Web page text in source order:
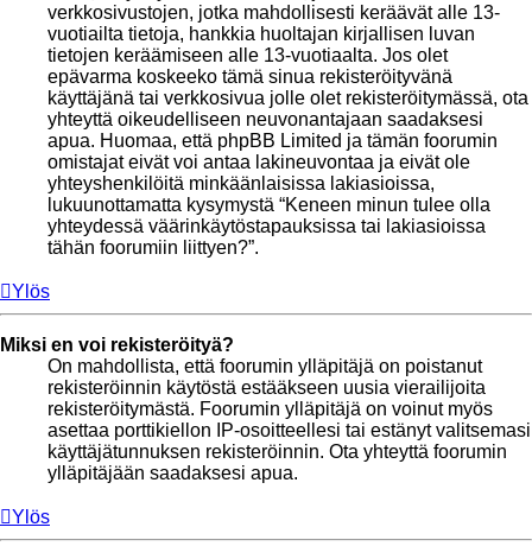
verkkosivustojen, jotka mahdollisesti keräävät alle 13-
vuotiailta tietoja, hankkia huoltajan kirjallisen luvan
tietojen keräämiseen alle 13-vuotiaalta. Jos olet
epävarma koskeeko tämä sinua rekisteröityvänä
käyttäjänä tai verkkosivua jolle olet rekisteröitymässä, ota
yhteyttä oikeudelliseen neuvonantajaan saadaksesi
apua. Huomaa, että phpBB Limited ja tämän foorumin
omistajat eivät voi antaa lakineuvontaa ja eivät ole
yhteyshenkilöitä minkäänlaisissa lakiasioissa,
lukuunottamatta kysymystä “Keneen minun tulee olla
yhteydessä väärinkäytöstapauksissa tai lakiasioissa
tähän foorumiin liittyen?”.
Ylös
Miksi en voi rekisteröityä?
On mahdollista, että foorumin ylläpitäjä on poistanut
rekisteröinnin käytöstä estääkseen uusia vierailijoita
rekisteröitymästä. Foorumin ylläpitäjä on voinut myös
asettaa porttikiellon IP-osoitteellesi tai estänyt valitsemasi
käyttäjätunnuksen rekisteröinnin. Ota yhteyttä foorumin
ylläpitäjään saadaksesi apua.
Ylös